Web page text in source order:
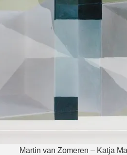
Martin van Zomeren – Katja